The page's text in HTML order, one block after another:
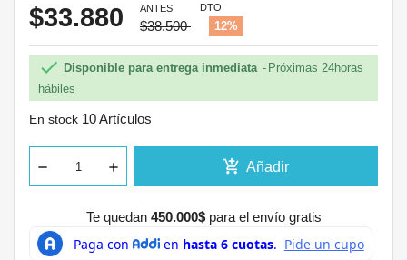
$33.880 ANTES
$38.500
DTO.
12%
 Disponible para entrega inmediata
Próximas 24horas
hábiles
En stock 10 Artículos
add_shopping_cart Añadir
Te quedan 450.000$para el envío gratis